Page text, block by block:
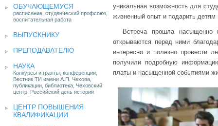
ОБУЧАЮЩЕМУСЯ
расписание, студенческий профсоюз,
воспитательная работа
ВЫПУСКНИКУ
ПРЕПОДАВАТЕЛЮ
НАУКА
Конкурсы и гранты, конференции,
Вестник ТИ имени А.П. Чехова,
публикации, библиотека, Чеховский
центр, Российский день истории
ЦЕНТР ПОВЫШЕНИЯ
КВАЛИФИКАЦИИ
уникальная возможность для
жизненный опыт и подарить детям
Встреча прошла насыщенно
открываются перед ними
интересно и полезно провести
получили подробную
платы и насыщенной событиями